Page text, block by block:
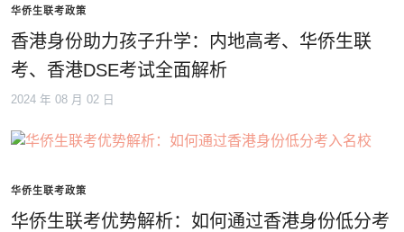
华侨生联考政策
香港身份助力孩子升学：内地高考、华侨生联
考、香港DSE考试全面解析
2024 年 08 月 02 日
华侨生联考政策
华侨生联考优势解析：如何通过香港身份低分考